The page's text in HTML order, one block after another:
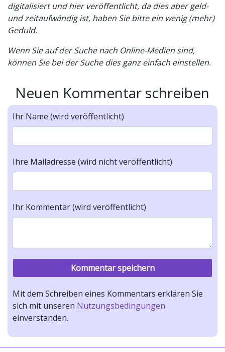
digitalisiert und hier veröffentlicht, da dies aber geld-
und zeitaufwändig ist, haben Sie bitte ein wenig (mehr)
Geduld.
Wenn Sie auf der Suche nach Online-Medien sind,
können Sie bei der Suche dies ganz einfach einstellen.
Neuen Kommentar schreiben
Ihr Name (wird veröffentlicht)
Ihre Mailadresse (wird nicht veröffentlicht)
Ihr Kommentar (wird veröffentlicht)
Mit dem Schreiben eines Kommentars erklären Sie
sich mit unseren Nutzungsbedingungen
einverstanden.